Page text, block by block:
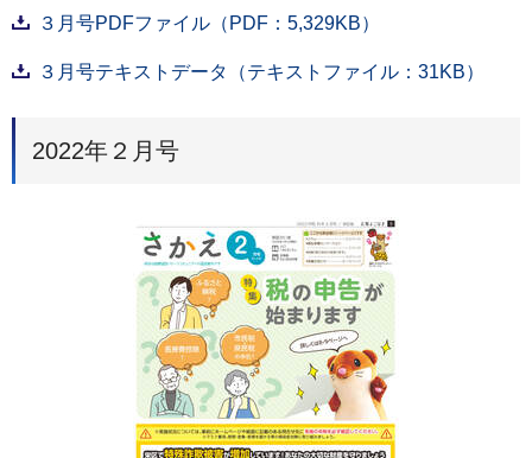
３月号PDFファイル（PDF：5,329KB）
３月号テキストデータ（テキストファイル：31KB）
2022年２月号